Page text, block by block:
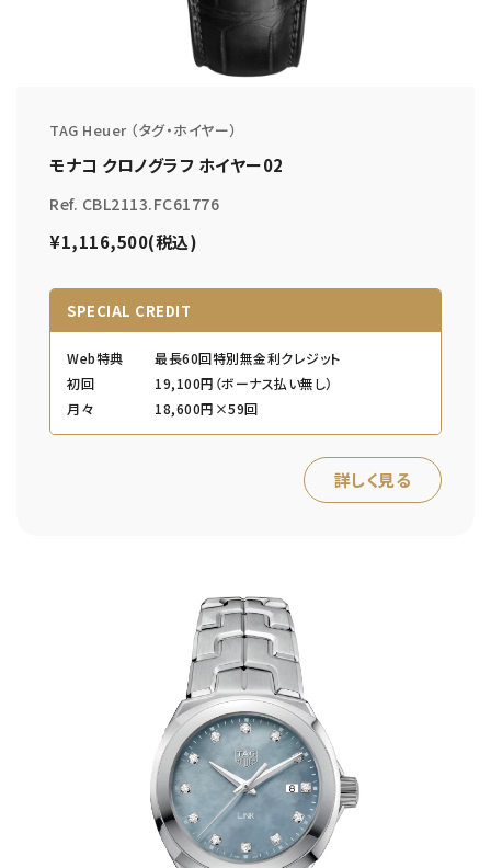
TAG Heuer （タグ・ホイヤー）
モナコ クロノグラフ ホイヤー02
Ref. CBL2113.FC61776
¥1,116,500(税込)
SPECIAL CREDIT
Web特典
最長60回特別無金利クレジット
初回
19,100円（ボーナス払い無し）
月々
18,600円×59回
詳しく見る